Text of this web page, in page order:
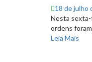
Posted
on
18 de julho
Nesta sexta-
ordens
Leia Mais